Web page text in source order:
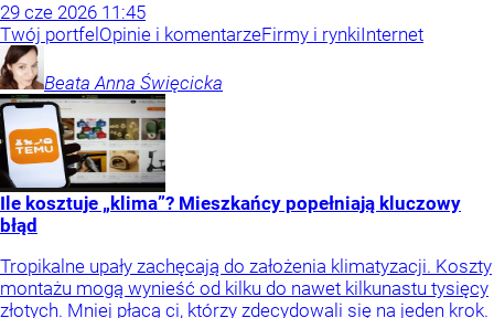
29 cze 2026 11:45
Twój portfel Opinie i komentarzeFirmy i rynkiInternet
Beata Anna Święcicka
Ile kosztuje „klima”? Mieszkańcy popełniają kluczowy
błąd
Tropikalne upały zachęcają do założenia klimatyzacji. Koszty
montażu mogą wynieść od kilku do nawet kilkunastu tysięcy
złotych. Mniej płacą ci, którzy zdecydowali się na jeden krok.